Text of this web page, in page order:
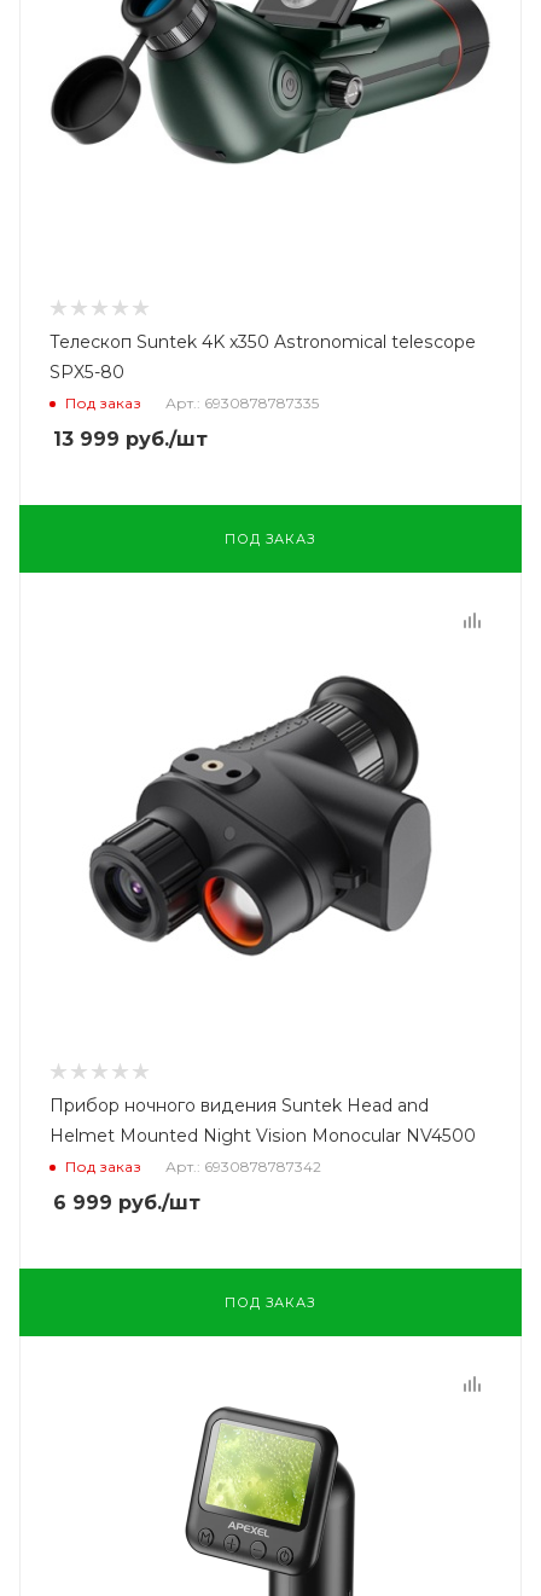
Телескоп Suntek 4K x350 Astronomical telescope
SPX5-80
Под заказ Арт.: 6930878787335
13 999 руб./шт
ПОД ЗАКАЗ
Прибор ночного видения Suntek Head and
Helmet Mounted Night Vision Monocular NV4500
Под заказ Арт.: 6930878787342
6 999 руб./шт
ПОД ЗАКАЗ